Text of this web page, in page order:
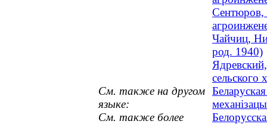
Сентюров,
Чайчиц,
род. 1940)
сельского
См. также на другом
языке:
См. также более